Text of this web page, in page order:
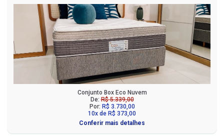
Conjunto Box Eco Nuvem
De:R$ 5.339,00
Por: R$ 3.730,00
10x de R$ 373,00
Conferir mais detalhes